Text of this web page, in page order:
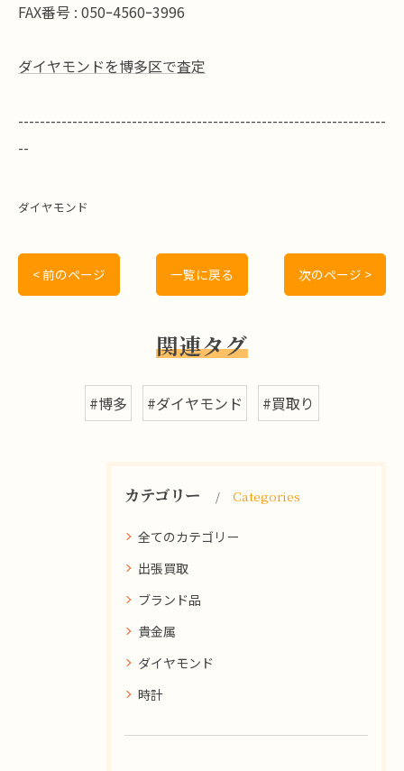
FAX番号 : 050ｰ4560ｰ3996
ダイヤモンドを博多区で査定
--------------------------------------------------------------------
--
ダイヤモンド
< 前のページ 一覧に戻る 次のページ >
関連タグ
#博多 #ダイヤモンド #買取り
カテゴリー Categories
全てのカテゴリー
出張買取
ブランド品
貴金属
ダイヤモンド
時計